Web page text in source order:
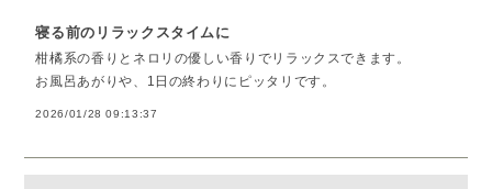
寝る前のリラックスタイムに
柑橘系の香りとネロリの優しい香りでリラックスできます。
お風呂あがりや、1日の終わりにピッタリです。
2026/01/28 09:13:37